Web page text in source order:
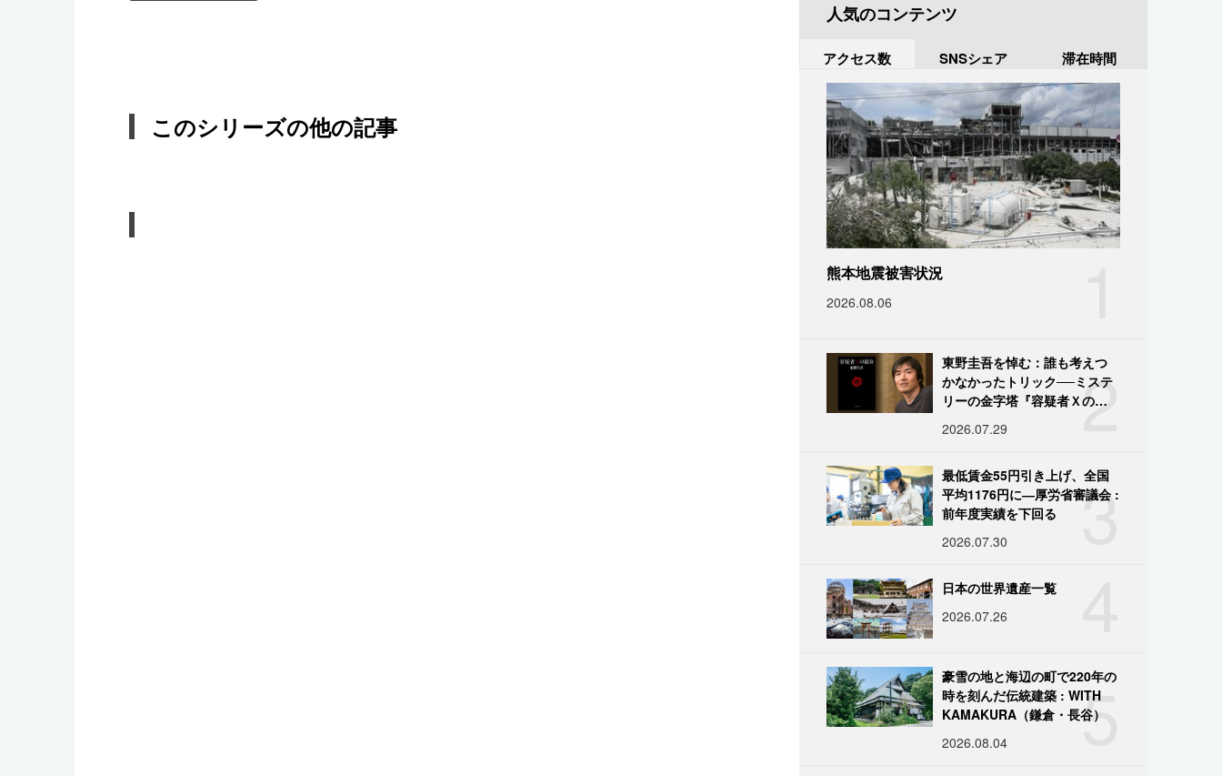
このシリーズの他の記事
人気のコンテンツ
アクセス数 SNSシェア 滞在時間
熊本地震被害状況
2026.08.06
2
東野圭吾を悼む：誰も考えつ
かなかったトリック──ミステ
リーの金字塔『容疑者Ｘの献
2026.07.29
3
最低賃金55円引き上げ、全国
平均1176円に―厚労省審議会 :
前年度実績を下回る
2026.07.30
日本の世界遺産一覧
2026.07.26
5
豪雪の地と海辺の町で220年の
時を刻んだ伝統建築 : WITH
KAMAKURA（鎌倉・長谷）
2026.08.04